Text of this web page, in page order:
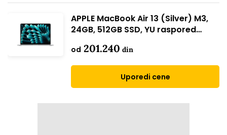
APPLE MacBook Air 13 (Silver) M3,
24GB, 512GB SSD, YU raspored
od 201.240 din
Uporedi cene